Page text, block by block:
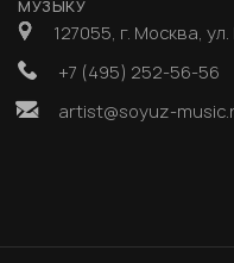
МУЗЫКУ
127055, г. Москва,
+7 (495) 252-56-56
artist@soyuz-